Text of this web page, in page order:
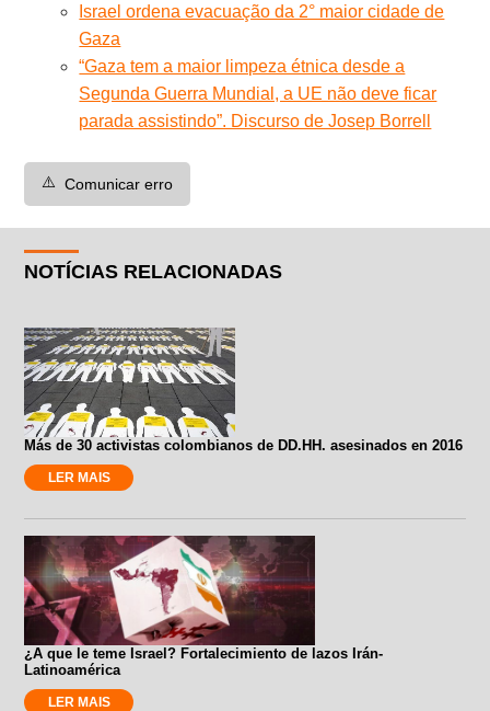
Israel ordena evacuação da 2° maior cidade de
Gaza
“Gaza tem a maior limpeza étnica desde a
Segunda Guerra Mundial, a UE não deve ficar
parada assistindo”. Discurso de Josep Borrell
⚠️ Comunicar erro
NOTÍCIAS RELACIONADAS
Más de 30 activistas colombianos de DD.HH. asesinados en 2016
LER MAIS
¿A que le teme Israel? Fortalecimiento de lazos Irán-
Latinoamérica
LER MAIS